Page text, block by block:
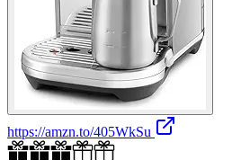
https://amzn.to/405WkSu